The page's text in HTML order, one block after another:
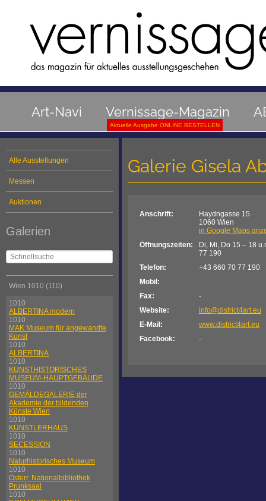
Art-Navi Vernissage-Magazin
Aktuelle Ausgabe ONLINE BESTELLEN
Alle Ausstellungen
Messen
Auktionen
Galerien
Wien 1010 (110)
1010
ALBERTINA modern
1010
MAK Museum für angewandte
Kunst
1010
ALBERTINA
1010
KUNSTHISTORISCHES
MUSEUM-HAUPTGEBÄUDE
1010
GEMÄLDEGALERIE der
Akademie der bildenden
Künste Wien
1010
KÜNSTLERHAUS
1010
SECESSION
1010
Naturhistorisches Museum
1010
Österr. Nationalbibliothek
Prunksaal
1010
Galerie Gisela
Anschrift:
Haydngasse 15
1060 Wien
in Google Maps
Öffnungszeiten:
Di, Mi, Do 15 – 18
77 190
Telefon:
+43 660 70 77 190
Mobil:
Fax:
-
Website:
info@district4art.eu
E-Mail:
www.district4art.eu
Facebook:
-